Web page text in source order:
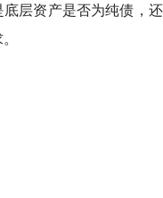
底层资产是否为纯债，